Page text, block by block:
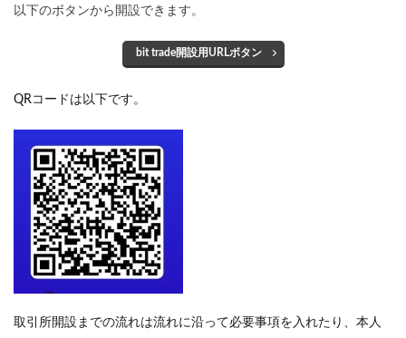
以下のボタンから開設できます。
bit trade開設用URLボタン
QRコードは以下です。
取引所開設までの流れは流れに沿って必要事項を入れたり、本人